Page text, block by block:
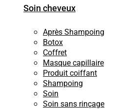
Soin cheveux
Après Shampoing
Botox
Coffret
Masque capillaire
Produit coiffant
Shampoing
Soin
Soin sans rinçage